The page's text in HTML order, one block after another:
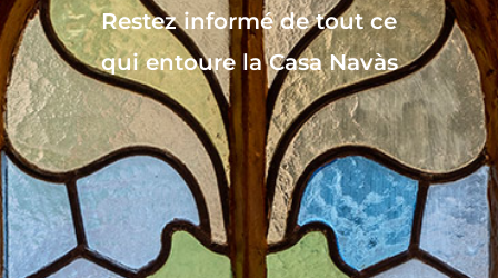
Restez informé de tout ce
qui entoure la Casa Navàs